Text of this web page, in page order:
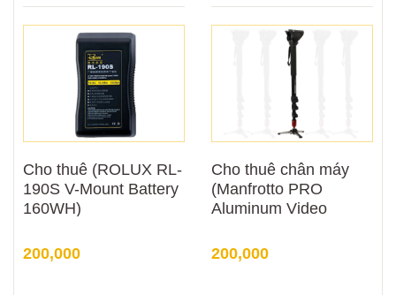
Cho thuê (ROLUX RL-
190S V-Mount Battery
160WH)
200,000
Cho thuê chân máy
(Manfrotto PRO
Aluminum Video
200,000